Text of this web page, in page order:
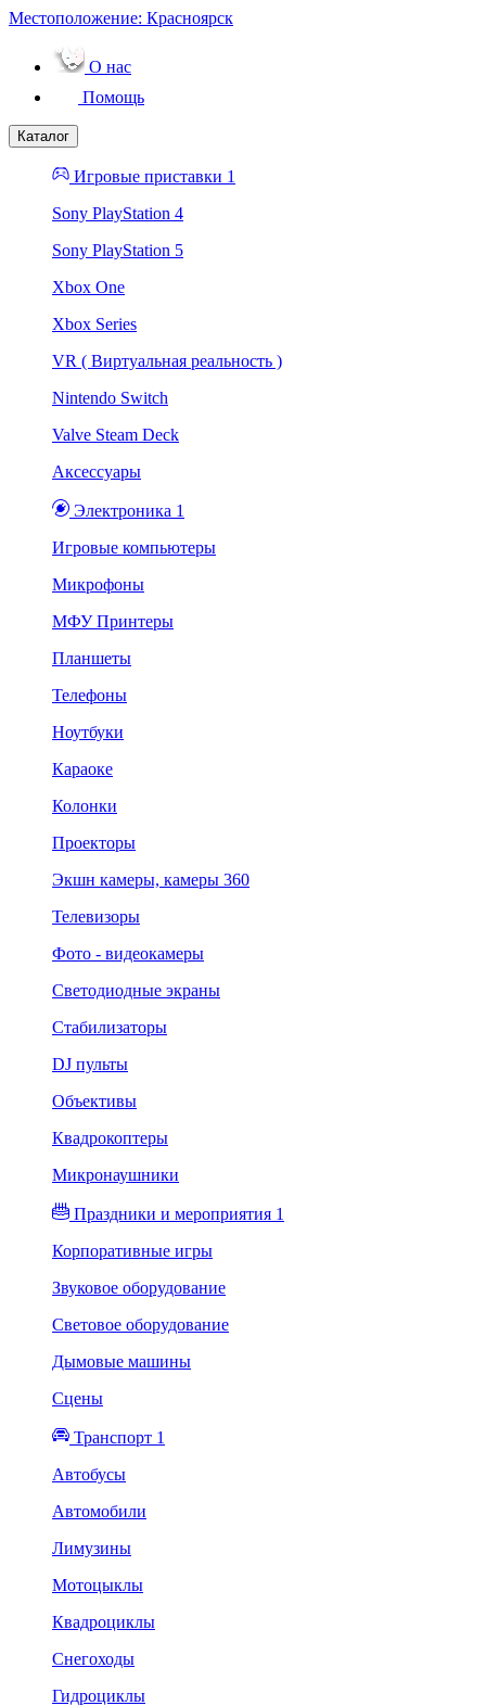
Местоположение: Красноярск
О нас
Помощь
Каталог
Игровые приставки 1
Sony PlayStation 4
Sony PlayStation 5
Xbox One
Xbox Series
VR ( Виртуальная реальность )
Nintendo Switch
Valve Steam Deck
Аксессуары
Электроника 1
Игровые компьютеры
Микрофоны
МФУ Принтеры
Планшеты
Телефоны
Ноутбуки
Караоке
Колонки
Проекторы
Экшн камеры, камеры 360
Телевизоры
Фото - видеокамеры
Светодиодные экраны
Стабилизаторы
DJ пульты
Объективы
Квадрокоптеры
Микронаушники
Праздники и мероприятия 1
Корпоративные игры
Звуковое оборудование
Световое оборудование
Дымовые машины
Сцены
Транспорт 1
Автобусы
Автомобили
Лимузины
Мотоцыклы
Квадроциклы
Снегоходы
Гидроциклы